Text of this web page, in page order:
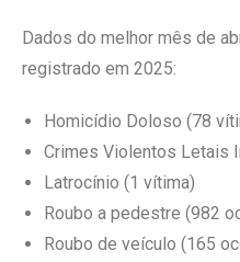
Dados do melhor mês de
registrado em 2025:
Homicídio Doloso (78
Crimes Violentos Letais
Latrocínio (1 vítima)
Roubo a pedestre (982
Roubo de veículo (165